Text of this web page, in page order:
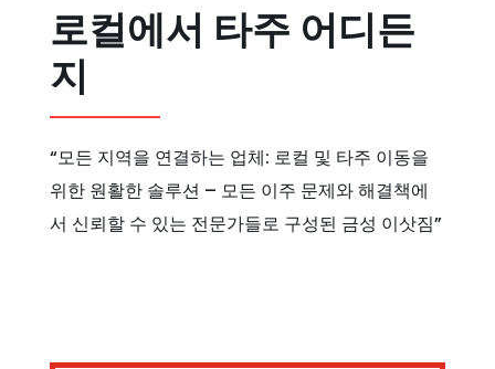
로컬에서 타주 어디든
지
“모든 지역을 연결하는 업체: 로컬 및 타주 이동을
위한 원활한 솔루션 – 모든 이주 문제와 해결책에
서 신뢰할 수 있는 전문가들로 구성된 금성 이삿짐”